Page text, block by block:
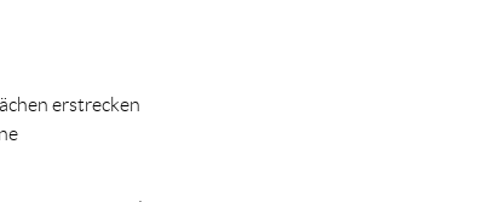
erstrecken